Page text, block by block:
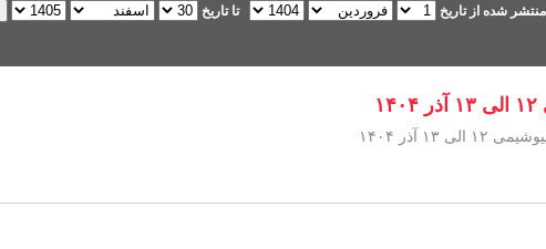
شده از تاریخ تا تاریخ
آذر ۱۴۰۴